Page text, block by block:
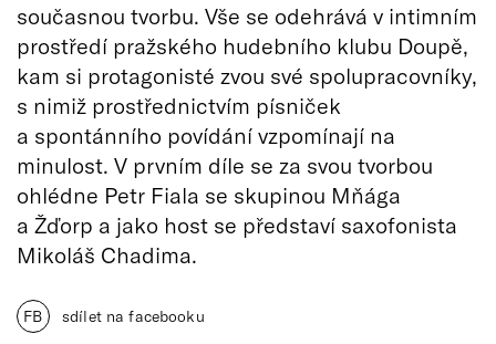
současnou tvorbu. Vše se odehrává v intimním
prostředí pražského hudebního klubu Doupě,
kam si protagonisté zvou své spolupracovníky,
s nimiž prostřednictvím písniček
a spontánního povídání vzpomínají na
minulost. V prvním díle se za svou tvorbou
ohlédne Petr Fiala se skupinou Mňága
a Žďorp a jako host se představí saxofonista
Mikoláš Chadima.
FB sdílet na facebooku